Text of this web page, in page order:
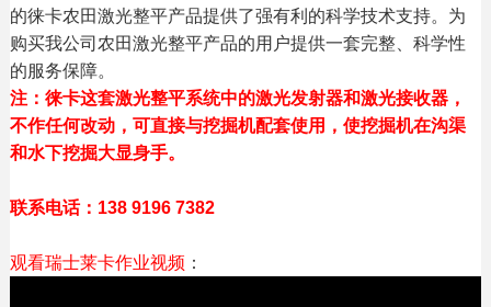
的徕卡农田激光整平产品提供了强有利的科学技术支持。为
购买我公司农田激光整平产品的用户提供一套完整、科学性
的服务保障。
注：徕卡这套激光整平系统中的激光发射器和激光接收器，
不作任何改动，可直接与挖掘机配套使用，使挖掘机在沟渠
和水下挖掘大显身手。
联系电话：138 9196 7382
观看瑞士莱卡作业视频 ：